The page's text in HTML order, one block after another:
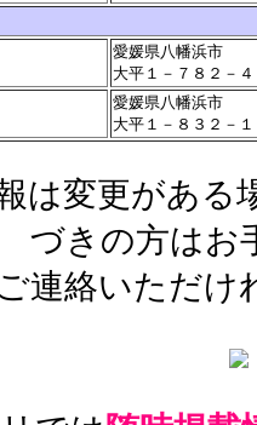
愛媛県八幡浜市
大平１－７８２－
愛媛県八幡浜市
大平１－８３２－
は変更がある
づきの方はお
ご連絡いただけ